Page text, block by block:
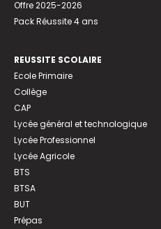
Offre 2025-2026
Pack Réussite 4 ans
REUSSITE SCOLAIRE
Ecole Primaire
Collège
CAP
Lycée général et technologique
Lycée Professionnel
Lycée Agricole
BTS
BTSA
BUT
Prépas